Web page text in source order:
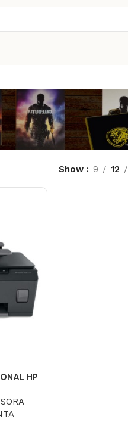
Show 9 12
HP